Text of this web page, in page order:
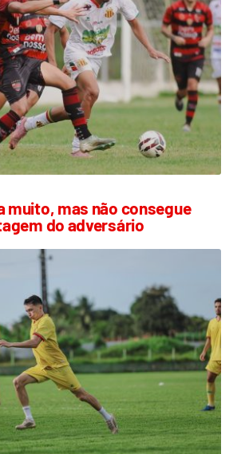
muito, mas não consegue
do adversário